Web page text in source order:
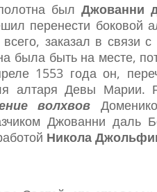
былДжованни
перенести боковой
заказал в связи
была быть на месте,
1553 года он,
алтаря Девы
волхвов
Джованни
Никола